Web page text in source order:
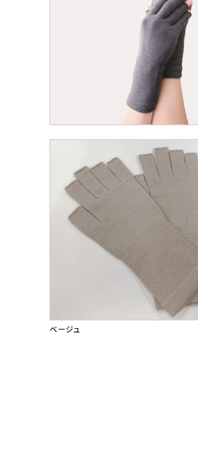
ベージュ